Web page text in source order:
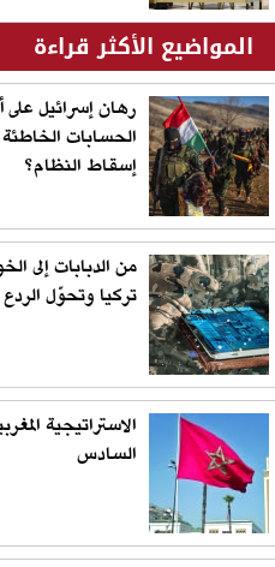
المواضيع الأكثر قراءة
رهان إسرائيل
الحسابات
إسقاط النظام؟
من الدبابات إلى
تركيا وتحوّل
الاستراتيجية
السادس